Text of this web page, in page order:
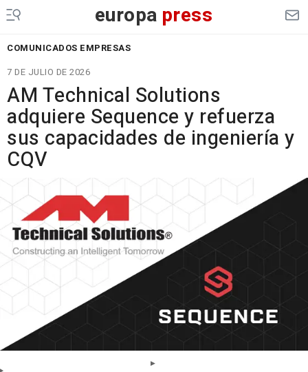
europa press
COMUNICADOS EMPRESAS
7 DE JULIO DE 2026
AM Technical Solutions
adquiere Sequence y refuerza
sus capacidades de ingeniería y
CQV